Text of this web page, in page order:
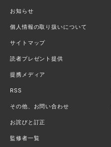
お知らせ
個人情報の取り扱いについて
サイトマップ
読者プレゼント提供
提携メディア
RSS
その他、お問い合わせ
お詫びと訂正
監修者一覧